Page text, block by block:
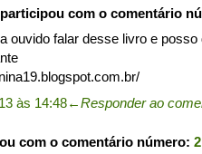
participou com o comentário
ouvido falar desse livro e
às 14:48←Responder ao
com o comentário número: 2